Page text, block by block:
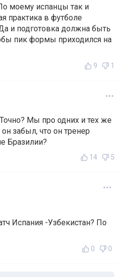
моему испанцы так и
практика в футболе
и подготовка должна быть
пик формы приходился на
9 1
Мы про одних и тех же
забыл, что он тренер
Бразилии?
14 5
Испания -Узбекистан? По
0 0